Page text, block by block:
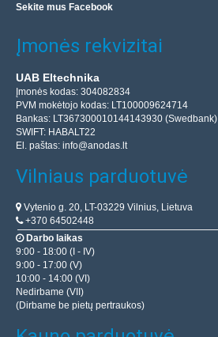
Sekite mus Facebook
Įmonės rekvizitai
UAB Eltechnika
Įmonės kodas: 304082834
PVM mokėtojo kodas: LT100009624714
Bankas: LT367300010144143930 (Swedbank)
SWIFT: HABALT22
El. paštas: info@anodas.lt
Vilniaus parduotuvė
Vytenio g. 20, LT-03229 Vilnius, Lietuva
+370 64502448
Darbo laikas
9:00 - 18:00 (I - IV)
9:00 - 17:00 (V)
10:00 - 14:00 (VI)
Nedirbame (VII)
(Dirbame be pietų pertraukos)